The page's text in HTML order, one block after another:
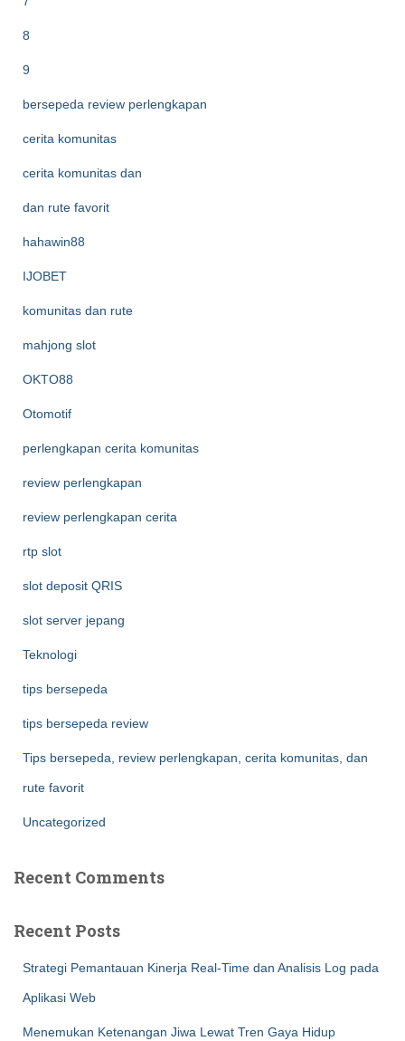
8
9
bersepeda review perlengkapan
cerita komunitas
cerita komunitas dan
dan rute favorit
hahawin88
IJOBET
komunitas dan rute
mahjong slot
OKTO88
Otomotif
perlengkapan cerita komunitas
review perlengkapan
review perlengkapan cerita
rtp slot
slot deposit QRIS
slot server jepang
Teknologi
tips bersepeda
tips bersepeda review
Tips bersepeda, review perlengkapan, cerita komunitas, dan
rute favorit
Uncategorized
Recent Comments
Recent Posts
Strategi Pemantauan Kinerja Real-Time dan Analisis Log pada
Aplikasi Web
Menemukan Ketenangan Jiwa Lewat Tren Gaya Hidup